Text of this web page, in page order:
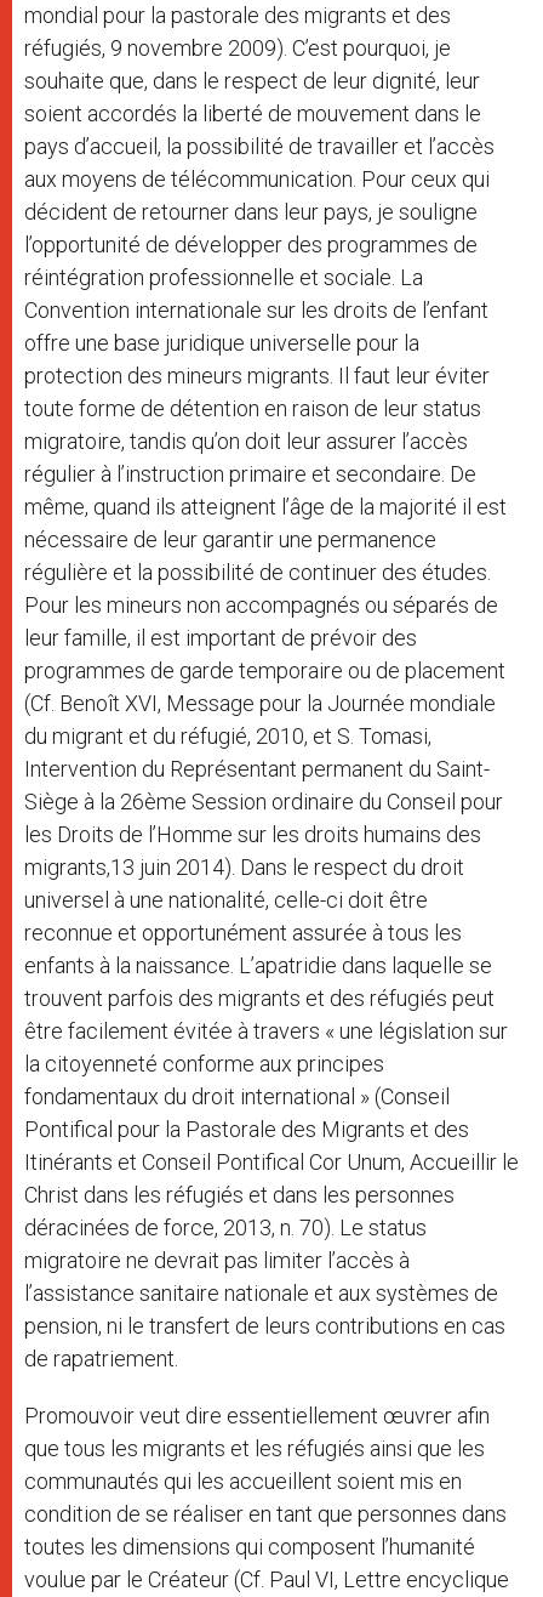
mondial pour la pastorale des migrants et des
réfugiés, 9 novembre 2009). C’est pourquoi, je
souhaite que, dans le respect de leur dignité, leur
soient accordés la liberté de mouvement dans le
pays d’accueil, la possibilité de travailler et l’accès
aux moyens de télécommunication. Pour ceux qui
décident de retourner dans leur pays, je souligne
l’opportunité de développer des programmes de
réintégration professionnelle et sociale. La
Convention internationale sur les droits de l’enfant
offre une base juridique universelle pour la
protection des mineurs migrants. Il faut leur éviter
toute forme de détention en raison de leur status
migratoire, tandis qu’on doit leur assurer l’accès
régulier à l’instruction primaire et secondaire. De
même, quand ils atteignent l’âge de la majorité il est
nécessaire de leur garantir une permanence
régulière et la possibilité de continuer des études.
Pour les mineurs non accompagnés ou séparés de
leur famille, il est important de prévoir des
programmes de garde temporaire ou de placement
(Cf. Benoît XVI, Message pour la Journée mondiale
du migrant et du réfugié, 2010, et S. Tomasi,
Intervention du Représentant permanent du Saint-
Siège à la 26ème Session ordinaire du Conseil pour
les Droits de l’Homme sur les droits humains des
migrants,13 juin 2014). Dans le respect du droit
universel à une nationalité, celle-ci doit être
reconnue et opportunément assurée à tous les
enfants à la naissance. L’apatridie dans laquelle se
trouvent parfois des migrants et des réfugiés peut
être facilement évitée à travers « une législation sur
la citoyenneté conforme aux principes
fondamentaux du droit international » (Conseil
Pontifical pour la Pastorale des Migrants et des
Itinérants et Conseil Pontifical Cor Unum, Accueillir le
Christ dans les réfugiés et dans les personnes
déracinées de force, 2013, n. 70). Le status
migratoire ne devrait pas limiter l’accès à
l’assistance sanitaire nationale et aux systèmes de
pension, ni le transfert de leurs contributions en cas
de rapatriement.
Promouvoir veut dire essentiellement œuvrer afin
que tous les migrants et les réfugiés ainsi que les
communautés qui les accueillent soient mis en
condition de se réaliser en tant que personnes dans
toutes les dimensions qui composent l’humanité
voulue par le Créateur (Cf. Paul VI, Lettre encyclique